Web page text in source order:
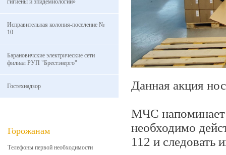
гигиены и эпидемиологии»
Исправительная колония-поселение №
10
Барановичские электрические сети
филиал РУП "Брестэнерго"
Гостехнадзор
Горожанам
Телефоны первой необходимости
Данная акция
МЧС
необходимо
112 и следовать